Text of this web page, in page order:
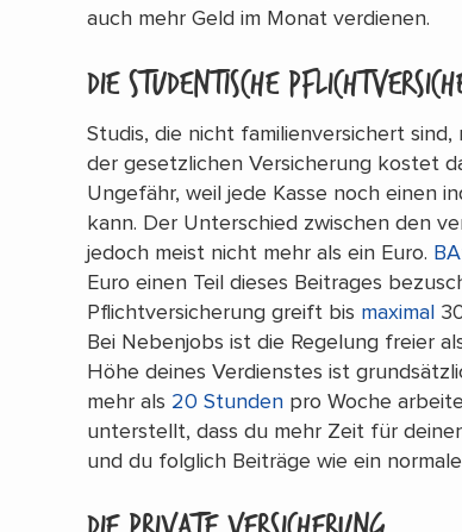
auch mehr Geld im Monat verdienen.
Die studentische
Studis, die nicht familienversichert sind,
der gesetzlichen Versicherung kostet
Ungefähr, weil jede Kasse noch einen
kann. Der Unterschied zwischen den
jedoch meist nicht mehr als ein Euro.
Euro einen Teil dieses Beitrages
Pflichtversicherung greift bis maximal
Bei Nebenjobs ist die Regelung freier
Höhe deines Verdienstes ist
mehr als 20 Stundenpro Woche
unterstellt, dass du mehr Zeit für
und du folglich Beiträge wie ein